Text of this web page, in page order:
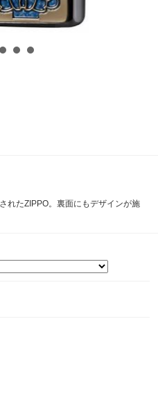
れたZIPPO。裏面にもデザインが施